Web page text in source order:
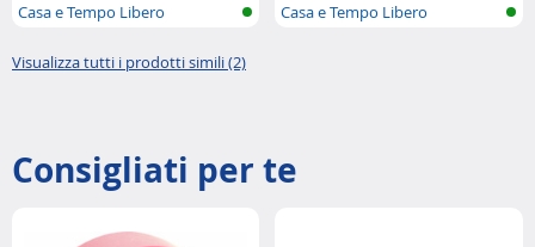
Casa e Tempo Libero
Casa e Tempo Libero
Visualizza tutti i prodotti simili (2)
Consigliati per te